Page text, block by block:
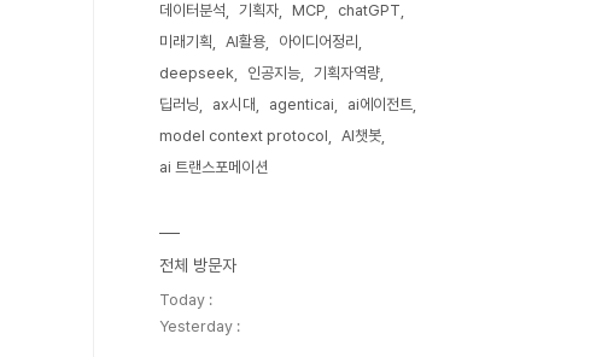
데이터분석
기획자 MCP
chatGPT
미래기획
AI활용
아이디어정리
deepseek
인공지능
기획자역량
딥러닝
ax시대 agenticai
ai에이전트
model context protocol
AI챗봇
ai 트랜스포메이션
전체 방문자
Today :
Yesterday :